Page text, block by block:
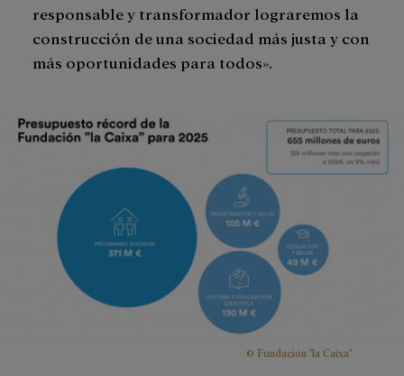
responsable y transformador lograremos la
construcción de una sociedad más justa y con
más oportunidades para todos».
© Fundación "la Caixa"